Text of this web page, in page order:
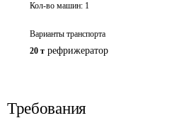
Кол-во машин: 1
Варианты транспорта
20 т рефрижератор
Требования